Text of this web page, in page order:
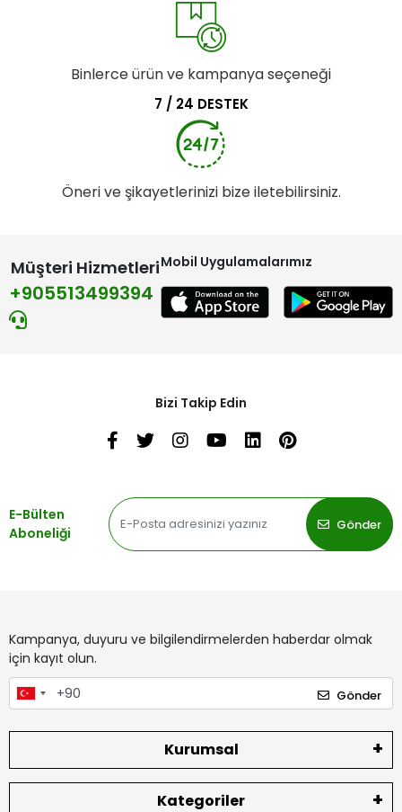
Binlerce ürün ve kampanya seçeneği
7 / 24 DESTEK
Öneri ve şikayetlerinizi bize iletebilirsiniz.
Müşteri Hizmetleri
+905513499394
Mobil Uygulamalarımız
Bizi Takip Edin
E-Bülten
Aboneliği
Gönder
Kampanya, duyuru ve bilgilendirmelerden haberdar olmak
için kayıt olun.
Gönder
Kurumsal
Kategoriler